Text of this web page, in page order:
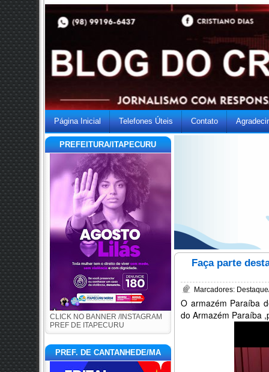
Página Inicial Telefones Úteis Contato
PREFEITURA/ITAPECURU
CLICK NO BANNER /INSTAGRAM
PREF DE ITAPECURU
PREF. DE CANTANHEDE/MA
Faça parte
Marcadores:
O armazém Paraíba
do Armazém Paraíba